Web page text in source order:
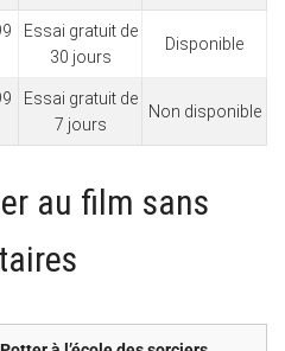
Essai gratuit de
30 jours
Disponible
Essai gratuit de
7 jours
Non disponible
au film sans